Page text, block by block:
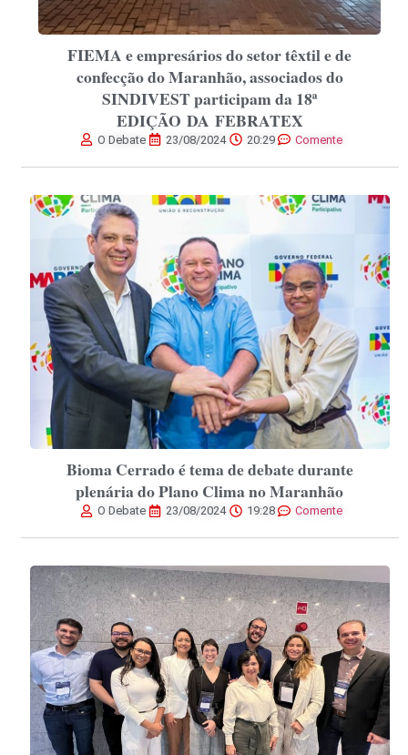
FIEMA e empresários do setor têxtil e de
confecção do Maranhão, associados do
SINDIVEST participam da 18ª
EDIÇÃO DA FEBRATEX
O Debate 23/08/2024 20:29 Comente
Bioma Cerrado é tema de debate durante
plenária do Plano Clima no Maranhão
O Debate 23/08/2024 19:28 Comente